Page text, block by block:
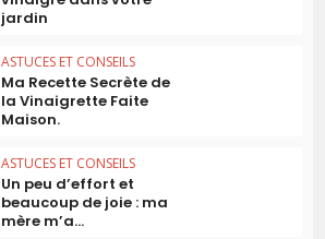
jardin
ASTUCES ET CONSEILS
Ma Recette Secrète de
la Vinaigrette Faite
Maison.
ASTUCES ET CONSEILS
Un peu d’effort et
beaucoup de joie : ma
mère m’a...